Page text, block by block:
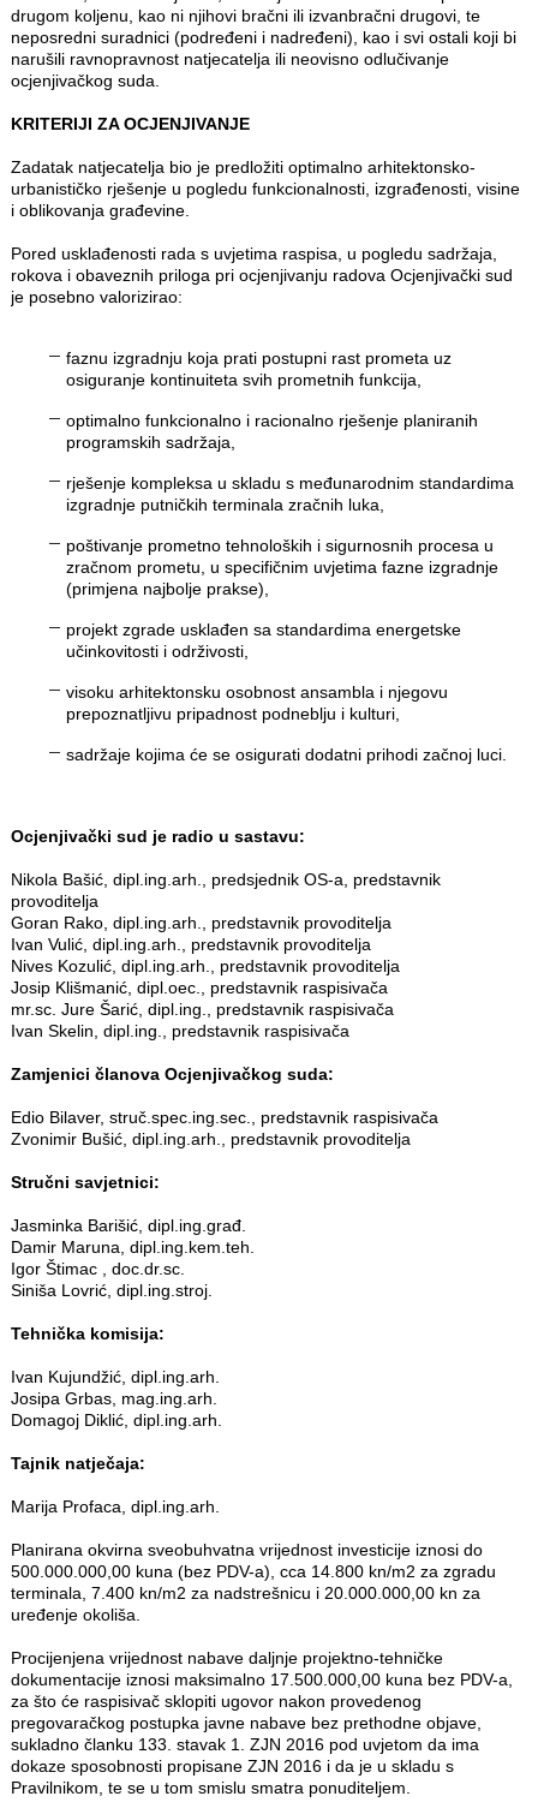
drugom koljenu, kao ni njihovi bračni ili izvanbračni drugovi, te
neposredni suradnici (podređeni i nadređeni), kao i svi ostali koji bi
narušili ravnopravnost natjecatelja ili neovisno odlučivanje
ocjenjivačkog suda.
KRITERIJI ZA OCJENJIVANJE
Zadatak natjecatelja bio je predložiti optimalno arhitektonsko-
urbanističko rješenje u pogledu funkcionalnosti, izgrađenosti, visine
i oblikovanja građevine.
Pored usklađenosti rada s uvjetima raspisa, u pogledu sadržaja,
rokova i obaveznih priloga pri ocjenjivanju radova Ocjenjivački sud
je posebno valorizirao:
faznu izgradnju koja prati postupni rast prometa uz
osiguranje kontinuiteta svih prometnih funkcija,
optimalno funkcionalno i racionalno rješenje planiranih
programskih sadržaja,
rješenje kompleksa u skladu s međunarodnim standardima
izgradnje putničkih terminala zračnih luka,
poštivanje prometno tehnoloških i sigurnosnih procesa u
zračnom prometu, u specifičnim uvjetima fazne izgradnje
(primjena najbolje prakse),
projekt zgrade usklađen sa standardima energetske
učinkovitosti i održivosti,
visoku arhitektonsku osobnost ansambla i njegovu
prepoznatljivu pripadnost podneblju i kulturi,
sadržaje kojima će se osigurati dodatni prihodi začnoj luci.
Ocjenjivački sud je radio u sastavu:
Nikola Bašić, dipl.ing.arh., predsjednik OS-a, predstavnik
provoditelja
Goran Rako, dipl.ing.arh., predstavnik provoditelja
Ivan Vulić, dipl.ing.arh., predstavnik provoditelja
Nives Kozulić, dipl.ing.arh., predstavnik provoditelja
Josip Klišmanić, dipl.oec., predstavnik raspisivača
mr.sc. Jure Šarić, dipl.ing., predstavnik raspisivača
Ivan Skelin, dipl.ing., predstavnik raspisivača
Zamjenici članova Ocjenjivačkog suda:
Edio Bilaver, struč.spec.ing.sec., predstavnik raspisivača
Zvonimir Bušić, dipl.ing.arh., predstavnik provoditelja
Stručni savjetnici:
Jasminka Barišić, dipl.ing.građ.
Damir Maruna, dipl.ing.kem.teh.
Igor Štimac , doc.dr.sc.
Siniša Lovrić, dipl.ing.stroj.
Tehnička komisija:
Ivan Kujundžić, dipl.ing.arh.
Josipa Grbas, mag.ing.arh.
Domagoj Diklić, dipl.ing.arh.
Tajnik natječaja:
Marija Profaca, dipl.ing.arh.
Planirana okvirna sveobuhvatna vrijednost investicije iznosi do
500.000.000,00 kuna (bez PDV-a), cca 14.800 kn/m2 za zgradu
terminala, 7.400 kn/m2 za nadstrešnicu i 20.000.000,00 kn za
uređenje okoliša.
Procijenjena vrijednost nabave daljnje projektno-tehničke
dokumentacije iznosi maksimalno 17.500.000,00 kuna bez PDV-a,
za što će raspisivač sklopiti ugovor nakon provedenog
pregovaračkog postupka javne nabave bez prethodne objave,
sukladno članku 133. stavak 1. ZJN 2016 pod uvjetom da ima
dokaze sposobnosti propisane ZJN 2016 i da je u skladu s
Pravilnikom, te se u tom smislu smatra ponuditeljem.